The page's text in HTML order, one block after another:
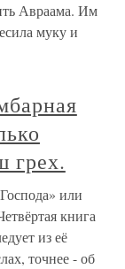
Авраама. Им
муку и
грех.
или
книга
из её
точнее - об